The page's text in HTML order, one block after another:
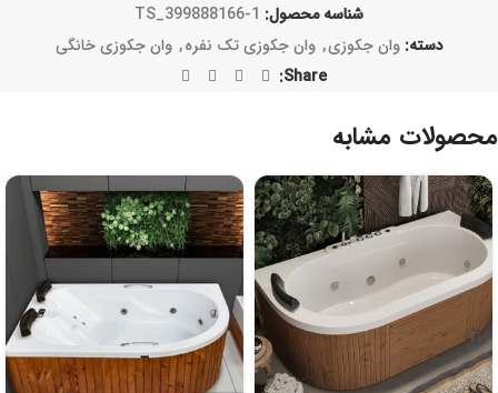
شناسه محصول: TS_399888166-1
دسته: وان جکوزی, وان جکوزی تک نفره, وان جکوزی خانگی
Share:
محصولات مشابه